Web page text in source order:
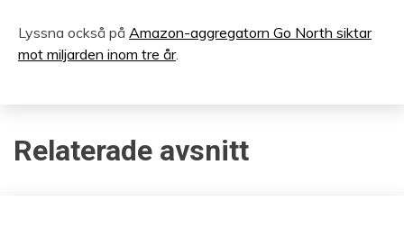
Lyssna också på Amazon-aggregatorn Go North siktar
mot miljarden inom tre år.
Relaterade avsnitt